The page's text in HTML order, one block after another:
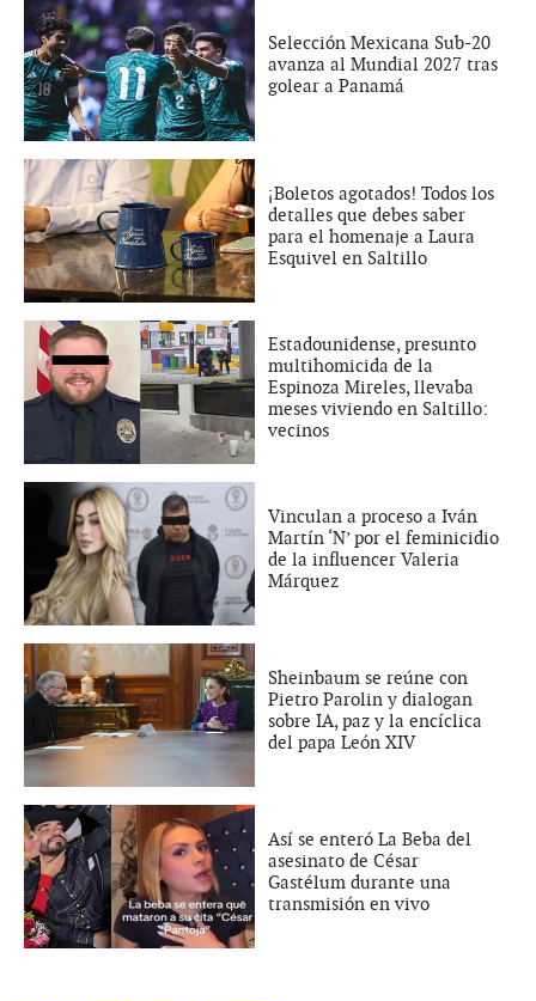
Selección Mexicana Sub-20
avanza al Mundial 2027 tras
golear a Panamá
¡Boletos agotados! Todos los
detalles que debes saber
para el homenaje a Laura
Esquivel en Saltillo
Estadounidense, presunto
multihomicida de la
Espinoza Mireles, llevaba
meses viviendo en Saltillo:
vecinos
Vinculan a proceso a Iván
Martín ‘N’ por el feminicidio
de la influencer Valeria
Márquez
Sheinbaum se reúne con
Pietro Parolin y dialogan
sobre IA, paz y la encíclica
del papa León XIV
Así se enteró La Beba del
asesinato de César
Gastélum durante una
transmisión en vivo